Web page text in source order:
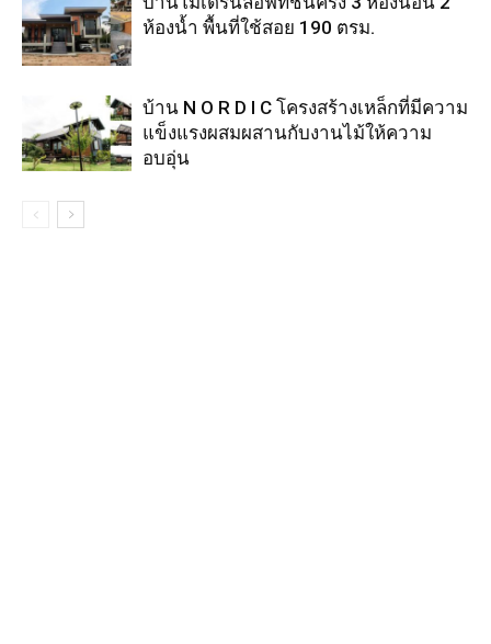
ห้องน้ำ พื้นที่ใช้สอย 190 ตรม.
บ้าน N O R D I C โครงสร้างเหล็กที่มีความ
แข็งแรงผสมผสานกับงานไม้ให้ความ
อบอุ่น